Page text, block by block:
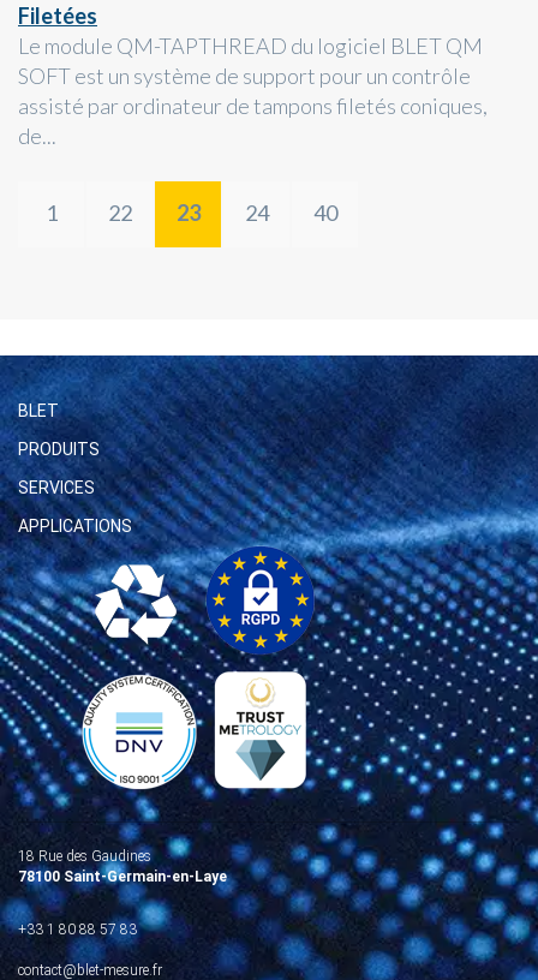
Filetées
Le module QM-TAPTHREAD du logiciel BLET QM
SOFT est un système de support pour un contrôle
assisté par ordinateur de tampons filetés coniques,
de...
1 22 23 24 40
BLET
PRODUITS
SERVICES
APPLICATIONS
18 Rue des Gaudines
78100 Saint-Germain-en-Laye
+33 1 80 88 57 83
contact@blet-mesure.fr